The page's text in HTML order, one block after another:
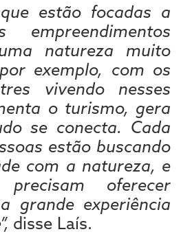
estão focadas a
empreendimentos
natureza muito
exemplo, com os
vivendo nesses
o turismo, gera
se conecta. Cada
estão buscando
com a natureza, e
oferecer
grande experiência
disse Laís.